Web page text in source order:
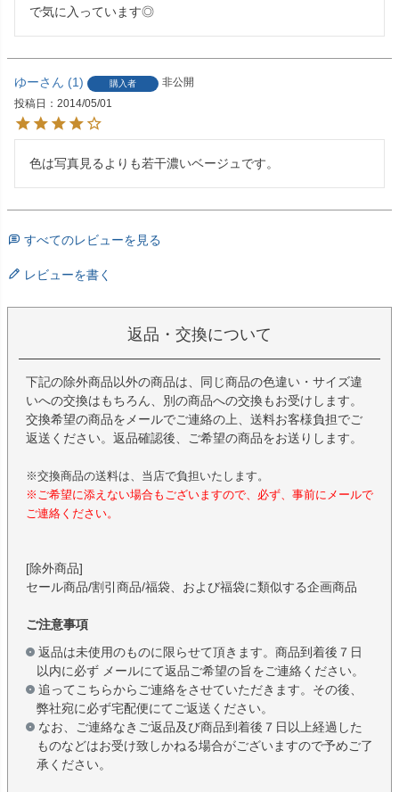
で気に入っています◎
ゆー 1 購入者
非公開
投稿日
2014/05/01
色は写真見るよりも若干濃いベージュです。
すべてのレビューを見る
レビューを書く
返品・交換について
下記の除外商品以外の商品は、同じ商品の色違い・サイズ違
いへの交換はもちろん、別の商品への交換もお受けします。
交換希望の商品をメールでご連絡の上、送料お客様負担でご
返送ください。返品確認後、ご希望の商品をお送りします。
※交換商品の送料は、当店で負担いたします。
※ご希望に添えない場合もございますので、必ず、事前にメールで
ご連絡ください。
[除外商品]
セール商品/割引商品/福袋、および福袋に類似する企画商品
ご注意事項
返品は未使用のものに限らせて頂きます。商品到着後７日
以内に必ず メールにて返品ご希望の旨をご連絡ください。
追ってこちらからご連絡をさせていただきます。その後、
弊社宛に必ず宅配便にてご返送ください。
なお、ご連絡なきご返品及び商品到着後７日以上経過した
ものなどはお受け致しかねる場合がございますので予めご了
承ください。